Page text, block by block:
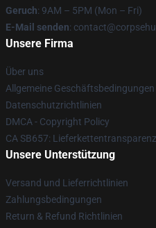
Geruch: 9AM – 5PM (Mon – Fri)
E-Mail senden:
Unsere Firma
Über uns
Allgemeine Geschäftsbedingungen
Datenschutzrichtlinien
DMCA - Copyright Policy
CA SB657:
Unsere Unterstützung
Versand und Lieferrichtlinien
Zahlungsbedingungen
Return & Refund Richtlinien